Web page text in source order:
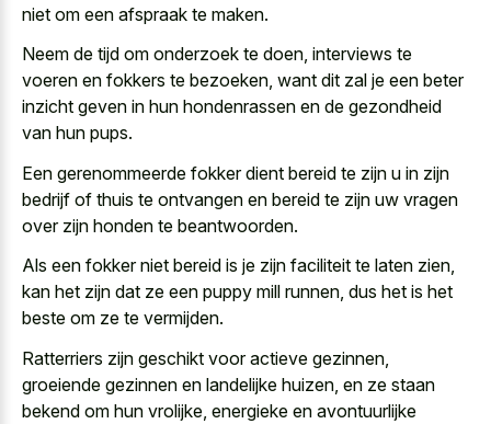
niet om een afspraak te maken.
Neem de tijd om onderzoek te doen, interviews te
voeren en fokkers te bezoeken, want dit zal je een beter
inzicht geven in hun hondenrassen en de gezondheid
van hun pups.
Een gerenommeerde fokker dient bereid te zijn u in zijn
bedrijf of thuis te ontvangen en bereid te zijn uw vragen
over zijn honden te beantwoorden.
Als een fokker niet bereid is je zijn faciliteit te laten zien,
kan het zijn dat ze een puppy mill runnen, dus het is het
beste om ze te vermijden.
Ratterriers zijn geschikt voor actieve gezinnen,
groeiende gezinnen en landelijke huizen, en ze staan
bekend om hun vrolijke, energieke en avontuurlijke